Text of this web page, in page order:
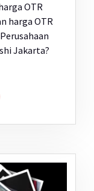
OTR
harga OTR
Jakarta?